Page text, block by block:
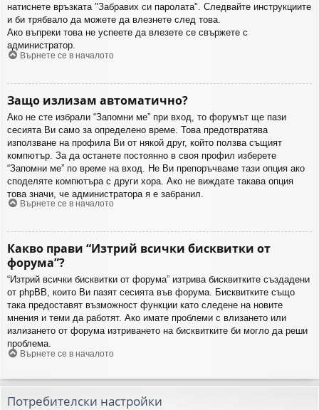
натиснете връзката "Забравих си паролата". Следвайте инструкциите
и би трябвало да можете да влезнете след това.
Ако въпреки това не успеете да влезете се свържете с
администратор.
Върнете се в началото
Защо излизам автоматично?
Ако не сте избрали “Запомни ме” при вход, то форумът ще пази
сесията Ви само за определено време. Това предотвратява
използване на профила Ви от някой друг, който ползва същият
компютър. За да останете постоянно в своя профил изберете
“Запомни ме” по време на вход. Не Ви препоръчваме тази опция ако
споделяте компютъра с други хора. Ако не виждате такава опция
това значи, че администратора я е забранил.
Върнете се в началото
Какво прави “Изтрий всички бисквитки от
форума”?
“Изтрий всички бисквитки от форума” изтрива бисквитките създадени
от phpBB, които Ви пазят сесията във форума. Бисквитките също
така предоставят възможност функции като следене на новите
мнения и теми да работят. Ако имате проблеми с влизането или
излизането от форума изтриването на бисквитките би могло да реши
проблема.
Върнете се в началото
Потребителски настройки